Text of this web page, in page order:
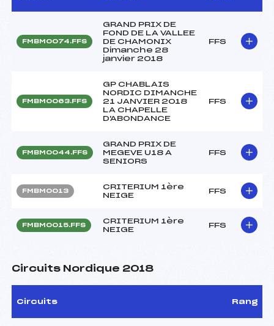
FMBM0074.FFS
GRAND PRIX DE
FOND DE LA VALLEE
DE CHAMONIX
Dimanche 28
janvier 2018
FFS
FMBM0063.FFS
GP CHABLAIS
NORDIC DIMANCHE
21 JANVIER 2018
LA CHAPELLE
D'ABONDANCE
FFS
FMBM0044.FFS
GRAND PRIX DE
MEGEVE U18 A
SENIORS
FFS
FMBM0013
CRITERIUM 1ère
NEIGE
FFS
FMBM0015.FFS
CRITERIUM 1ère
NEIGE
FFS
Circuits Nordique 2018
Circuits Rang